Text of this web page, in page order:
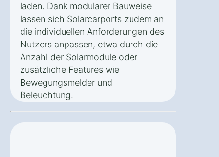
laden. Dank modularer Bauweise
lassen sich Solarcarports zudem an
die individuellen Anforderungen des
Nutzers anpassen, etwa durch die
Anzahl der Solarmodule oder
zusätzliche Features wie
Bewegungsmelder und
Beleuchtung.